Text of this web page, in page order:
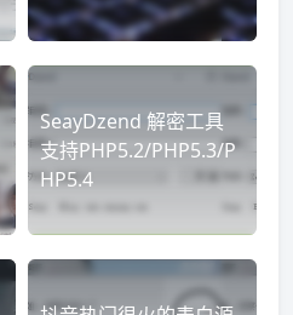
SeayDzend 解密工具
支持PHP5.2/PHP5.3/P
HP5.4